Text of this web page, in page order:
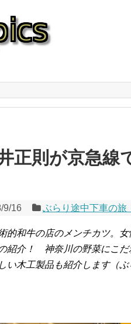
正則が京急線
9/16 ぶらり途中下車の旅
的和牛の店のメンチカツ。女
紹介！ 神奈川の野菜にこだ
木工製品も紹介します（ぶ